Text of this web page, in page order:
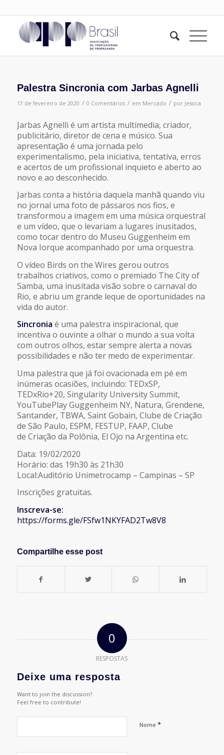
Palestra Sincronia com Jarbas Agnelli
17 de fevereiro de 2020 / 0 Comentários / em Mercado / por Jessica
Jarbas Agnelli é um artista multimedia, criador,
publicitário, diretor de cena e músico. Sua
apresentação é uma jornada pelo
experimentalismo, pela iniciativa, tentativa, erros
e acertos de um profissional inquieto e aberto ao
novo e ao desconhecido.
Jarbas conta a história daquela manhã quando viu
no jornal uma foto de pássaros nos fios, e
transformou a imagem em uma música orquestral
e um vídeo, que o levariam a lugares inusitados,
como tocar dentro do Museu Guggenheim em
Nova Iorque acompanhado por uma orquestra.
O vídeo Birds on the Wires gerou outros
trabalhos criativos, como o premiado The City of
Samba, uma inusitada visão sobre o carnaval do
Rio, e abriu um grande leque de oportunidades na
vida do autor.
Sincronia é uma palestra inspiracional, que
incentiva o ouvinte a olhar o mundo a sua volta
com outros olhos, estar sempre alerta a novas
possibilidades e não ter medo de experimentar.
Uma palestra que já foi ovacionada em pé em
inúmeras ocasiões, incluindo: TEDxSP,
TEDxRio+20, Singularity University Summit,
YouTubePlay Guggenheim NY, Natura, Grendene,
Santander, TBWA, Saint Gobain, Clube de Criação
de São Paulo, ESPM, FESTUP, FAAP, Clube
de Criação da Polônia, El Ojo na Argentina etc.
Data: 19/02/2020
Horário: das 19h30 às 21h30
Local:Auditório Unimetrocamp – Campinas – SP
Inscrições gratuitas.
Inscreva-se:
https://forms.gle/FSfw1NKYFAD2Tw8V8
Compartilhe esse post
0
RESPOSTAS
Deixe uma resposta
Want to join the discussion?
Feel free to contribute!
Nome *